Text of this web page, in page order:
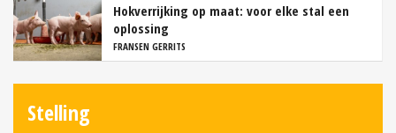
Hokverrijking op maat: voor elke stal een
oplossing
FRANSEN GERRITS
Stelling